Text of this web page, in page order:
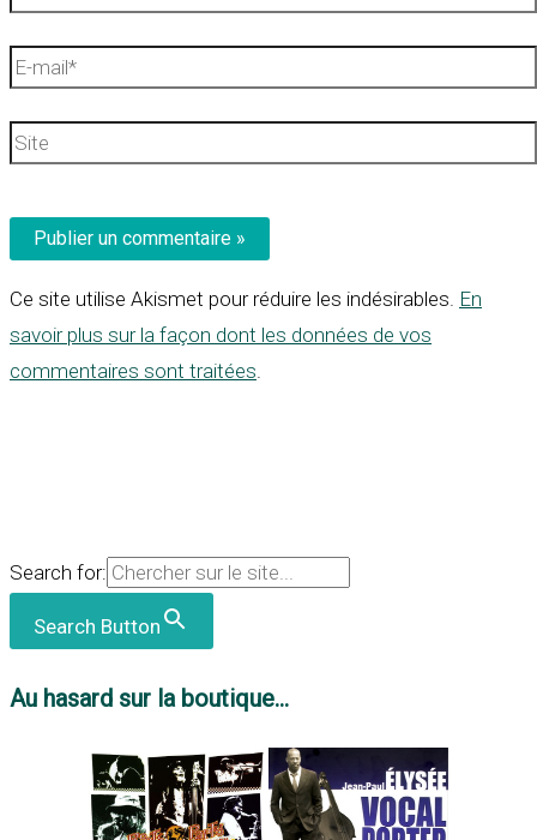
E-
Site
Ce site utilise Akismet pour réduire les indésirables. En
savoir plus sur la façon dont les données de vos
commentaires sont traitées
Search for:
Search Button
Au hasard sur la boutique...